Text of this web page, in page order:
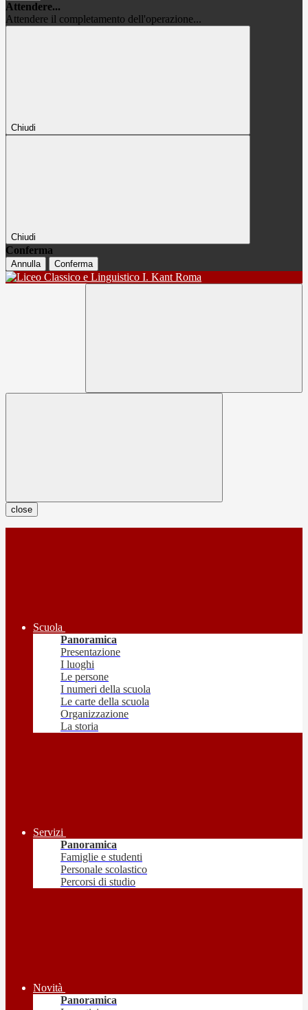
Attendere...
Attendere il completamento dell'operazione...
Chiudi
Chiudi
Conferma
Annulla Conferma
close
Scuola
Panoramica
Presentazione
I luoghi
Le persone
I numeri della scuola
Le carte della scuola
Organizzazione
La storia
Servizi
Panoramica
Famiglie e studenti
Personale scolastico
Percorsi di studio
Novità
Panoramica